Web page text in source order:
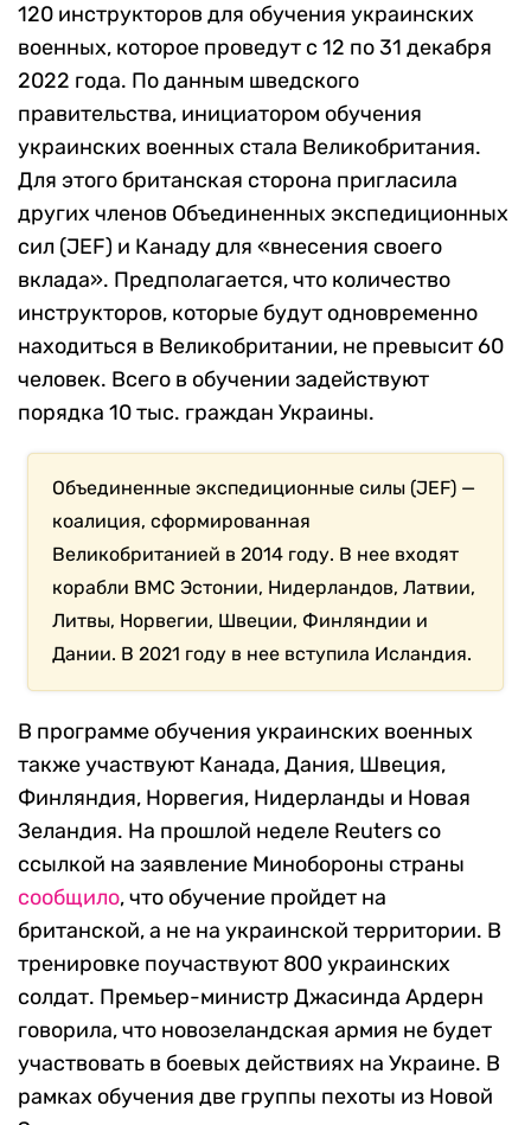
120 инструкторов для обучения украинских
военных, которое проведут с 12 по 31 декабря
2022 года. По данным шведского
правительства, инициатором обучения
украинских военных стала Великобритания.
Для этого британская сторона пригласила
других членов Объединенных экспедиционных
сил (JEF) и Канаду для «внесения своего
вклада». Предполагается, что количество
инструкторов, которые будут одновременно
находиться в Великобритании, не превысит 60
человек. Всего в обучении задействуют
порядка 10 тыс. граждан Украины.
Объединенные экспедиционные силы (JEF) —
коалиция, сформированная
Великобританией в 2014 году. В нее входят
корабли ВМС Эстонии, Нидерландов, Латвии,
Литвы, Норвегии, Швеции, Финляндии и
Дании. В 2021 году в нее вступила Исландия.
В программе обучения украинских военных
также участвуют Канада, Дания, Швеция,
Финляндия, Норвегия, Нидерланды и Новая
Зеландия. На прошлой неделе Reuters со
ссылкой на заявление Минобороны страны
сообщило, что обучение пройдет на
британской, а не на украинской территории. В
тренировке поучаствуют 800 украинских
солдат. Премьер-министр Джасинда Ардерн
говорила, что новозеландская армия не будет
участвовать в боевых действиях на Украине. В
рамках обучения две группы пехоты из Новой